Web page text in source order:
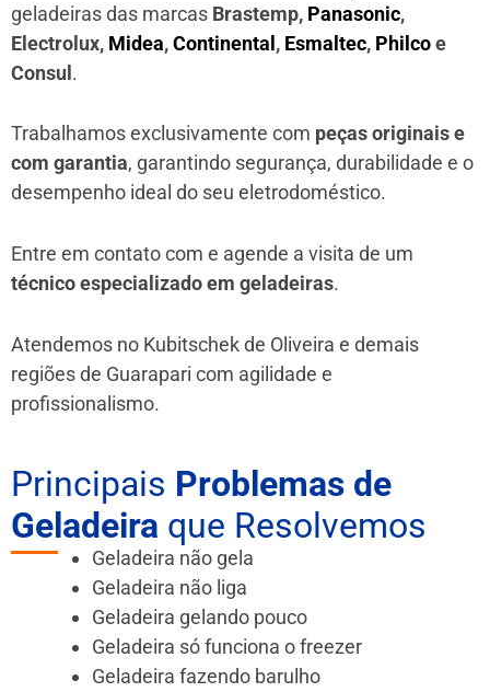
geladeiras das marcas Brastemp, Panasonic,
Electrolux, Midea,Continental, Esmaltec, Philcoe
Consul.
Trabalhamos exclusivamente com peças originais e
com garantia, garantindo segurança, durabilidade e o
desempenho ideal do seu eletrodoméstico.
Entre em contato com e agende a visita de um
técnico especializado em geladeiras.
Atendemos no Kubitschek de Oliveira e demais
regiões de Guarapari com agilidade e
profissionalismo.
Principais Problemas de
Geladeira que Resolvemos
Geladeira não gela
Geladeira não liga
Geladeira gelando pouco
Geladeira só funciona o freezer
Geladeira fazendo barulho